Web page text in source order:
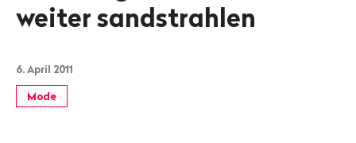
weiter sandstrahlen
6. April 2011
Mode